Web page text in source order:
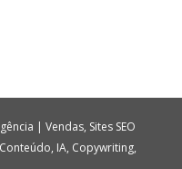
| Vendas, Sites SEO
IA, Copywriting,